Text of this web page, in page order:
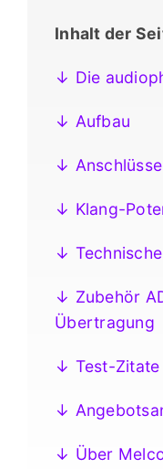
Inhalt der
↓ Die
↓ Aufbau
↓
↓ Klang-
↓
↓ Zubehör
Übertragung
↓ Test-Zitate
↓
↓ Über